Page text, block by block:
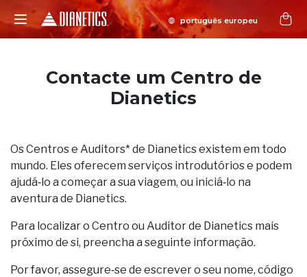
Contacte um Centro de
Dianetics
Os Centros e Auditors* de Dianetics existem em todo
mundo. Eles oferecem serviços introdutórios e podem
ajudá‑lo a começar a sua viagem, ou iniciá‑lo na
aventura de Dianetics.
Para localizar o Centro ou Auditor de Dianetics mais
próximo de si, preencha a seguinte informação.
Por favor, assegure‑se de escrever o seu nome, código